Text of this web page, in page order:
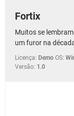
Fortix
Muitos se
um furor na
Licença: Demo OS:
Versão: 1.0